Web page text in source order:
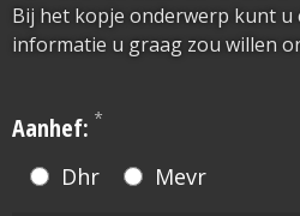
Bij het kopje onderwerp kunt u
informatie u graag zou willen
Aanhef: *
Dhr Mevr